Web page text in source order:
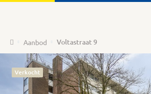
HomeAanbod Voltastraat 9
Verkocht